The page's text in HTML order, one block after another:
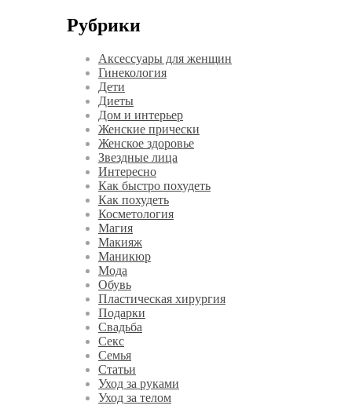
Рубрики
Аксессуары для женщин
Гинекология
Дети
Диеты
Дом и интерьер
Женские прически
Женское здоровье
Звездные лица
Интересно
Как быстро похудеть
Как похудеть
Косметология
Магия
Макияж
Маникюр
Мода
Обувь
Пластическая хирургия
Подарки
Свадьба
Секс
Семья
Статьи
Уход за руками
Уход за телом